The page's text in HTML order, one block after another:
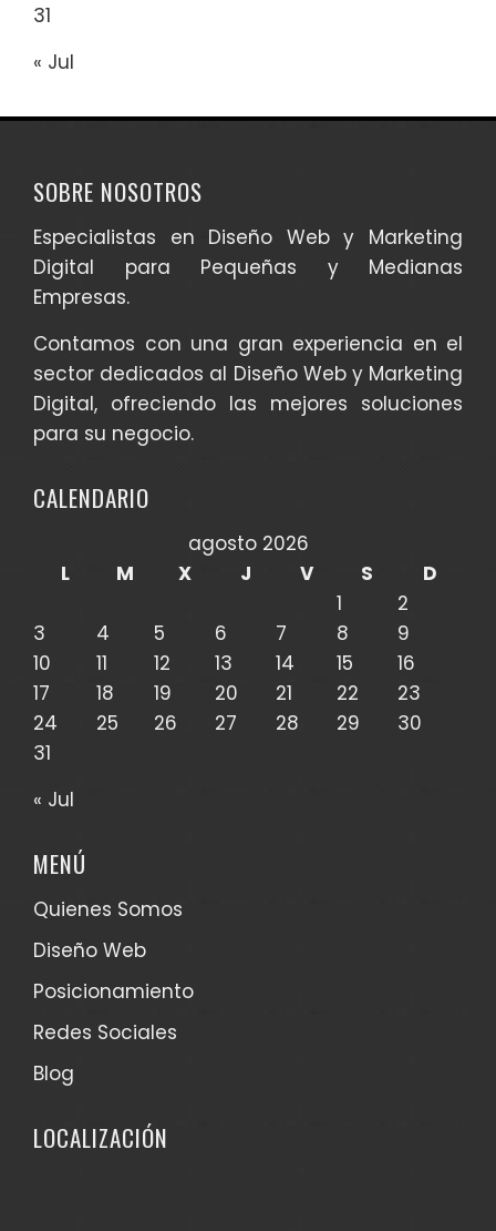
31
« Jul
SOBRE NOSOTROS
Especialistas en Diseño Web y Marketing
Digital para Pequeñas y Medianas
Empresas.
Contamos con una gran experiencia en el
sector dedicados al Diseño Web y Marketing
Digital, ofreciendo las mejores soluciones
para su negocio.
CALENDARIO
agosto 2026
L
M X J V S
D
1
2
3
4 5 6 7 8
9
10
11 12 13 14 15
16
17
18 19 20 21 22
23
24
25 26 27 28 29
30
31
« Jul
MENÚ
Quienes Somos
Diseño Web
Posicionamiento
Redes Sociales
Blog
LOCALIZACIÓN